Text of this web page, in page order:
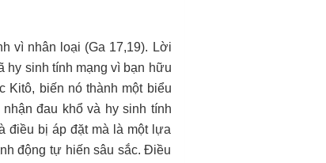
vì nhân loại (Ga 17,19). Lời
hy sinh tính mạng vì bạn hữu
Kitô, biến nó thành một biểu
đau khổ và hy sinh tính
điều bị áp đặt mà là một lựa
động tự hiến sâu sắc. Điều